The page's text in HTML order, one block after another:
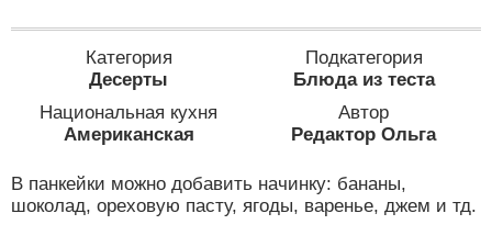
Категория
Десерты
Подкатегория
Блюда из теста
Национальная кухня
Американская
Автор
Редактор Ольга
В панкейки можно добавить начинку: бананы,
шоколад, ореховую пасту, ягоды, варенье, джем и тд.